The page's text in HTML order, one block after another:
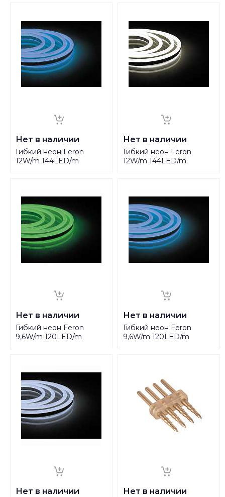
Нет в наличии
Гибкий неон Feron
12W/m 144LED/m
Нет в наличии
Гибкий неон Feron
12W/m 144LED/m
Нет в наличии
Гибкий неон Feron
9,6W/m 120LED/m
Нет в наличии
Гибкий неон Feron
9,6W/m 120LED/m
Нет в наличии Нет в наличии